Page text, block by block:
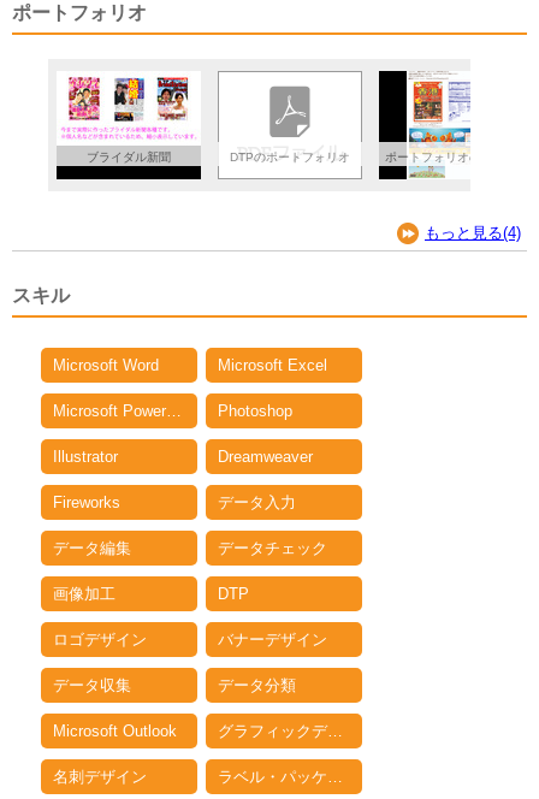
ポートフォリオ
ブライダル新聞 DTPのポートフォリオ
ポートフォリオのＡ４ま
とめ
もっと見る(4)
スキル
Microsoft Word Microsoft Excel
Microsoft PowerPoint Photoshop
Illustrator Dreamweaver
Fireworks データ入力
データ編集 データチェック
画像加工 DTP
ロゴデザイン バナーデザイン
データ収集 データ分類
Microsoft Outlook グラフィックデザイン
名刺デザイン ラベル・パッケージデザイン